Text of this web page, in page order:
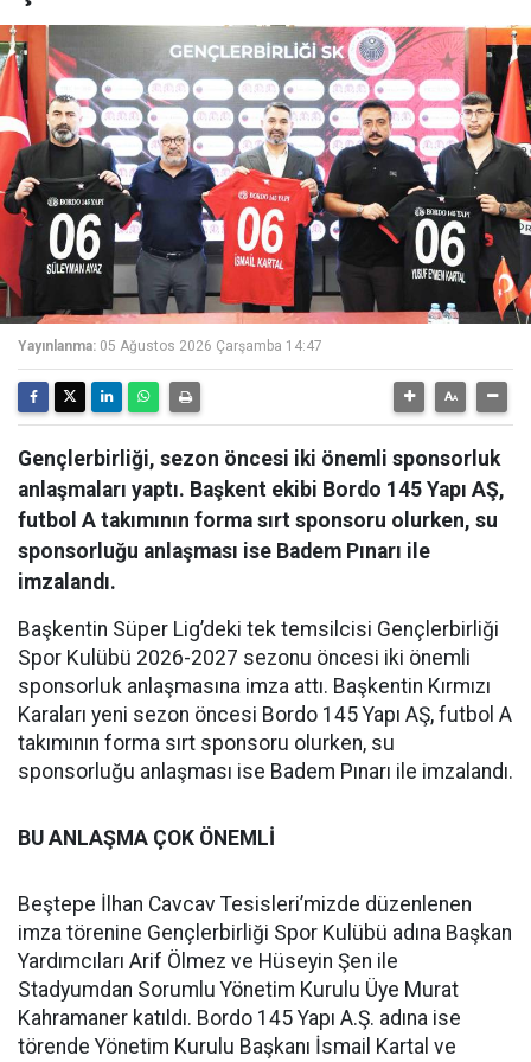
Yayınlanma: 05 Ağustos 2026 Çarşamba 14:47
Gençlerbirliği, sezon öncesi iki önemli sponsorluk
anlaşmaları yaptı. Başkent ekibi Bordo 145 Yapı AŞ,
futbol A takımının forma sırt sponsoru olurken, su
sponsorluğu anlaşması ise Badem Pınarı ile
imzalandı.
Başkentin Süper Lig’deki tek temsilcisi Gençlerbirliği
Spor Kulübü 2026-2027 sezonu öncesi iki önemli
sponsorluk anlaşmasına imza attı. Başkentin Kırmızı
Karaları yeni sezon öncesi Bordo 145 Yapı AŞ, futbol A
takımının forma sırt sponsoru olurken, su
sponsorluğu anlaşması ise Badem Pınarı ile imzalandı.
BU ANLAŞMA ÇOK ÖNEMLİ
Beştepe İlhan Cavcav Tesisleri’mizde düzenlenen
imza törenine Gençlerbirliği Spor Kulübü adına Başkan
Yardımcıları Arif Ölmez ve Hüseyin Şen ile
Stadyumdan Sorumlu Yönetim Kurulu Üye Murat
Kahramaner katıldı. Bordo 145 Yapı A.Ş. adına ise
törende Yönetim Kurulu Başkanı İsmail Kartal ve